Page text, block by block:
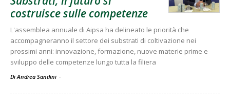
costruisce sulle competenze
L'assemblea annuale di Aipsa ha delineato le priorità che
accompagneranno il settore dei substrati di coltivazione nei
prossimi anni: innovazione, formazione, nuove materie prime e
sviluppo delle competenze lungo tutta la filiera
Di Andrea Sandini -